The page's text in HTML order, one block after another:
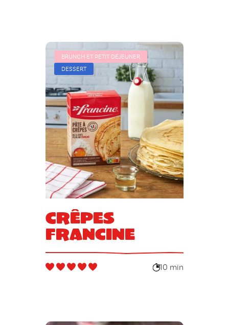
BRUNCH ET PETIT DÉJEUNER
DESSERT
Crêpes
Francine
10 min